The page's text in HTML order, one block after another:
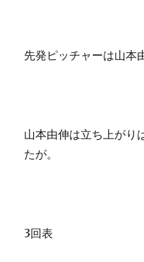
先発ピッチャーは山本
山本由伸は立ち上がり
たが。
3回表